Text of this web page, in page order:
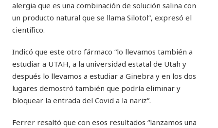
alergia que es una combinación de solución salina con
un producto natural que se llama Silotol”, expresó el
científico.
Indicó que este otro fármaco “lo llevamos también a
estudiar a UTAH, a la universidad estatal de Utah y
después lo llevamos a estudiar a Ginebra y en los dos
lugares demostró también que podría eliminar y
bloquear la entrada del Covid a la nariz”.
Ferrer resaltó que con esos resultados “lanzamos una